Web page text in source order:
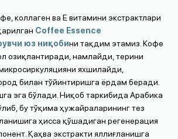
коллаген ва Е витамини экстрактлари
Coffee Essence
юз ниқобини тақдим этамиз. Кофе
озиқлантиради, намлайди, терини
яхшилайди,
билан тўйинтиришга ёрдам беради.
эга бўлади. Ниқоб таркибида Арабика
бу тўқима ҳужайраларининг тез
ҳисса қўшадиган регенерация
Қаҳва экстракти яллиғланишга